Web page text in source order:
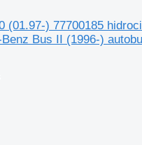
(01.97-) 77700185
Bus II (1996-)